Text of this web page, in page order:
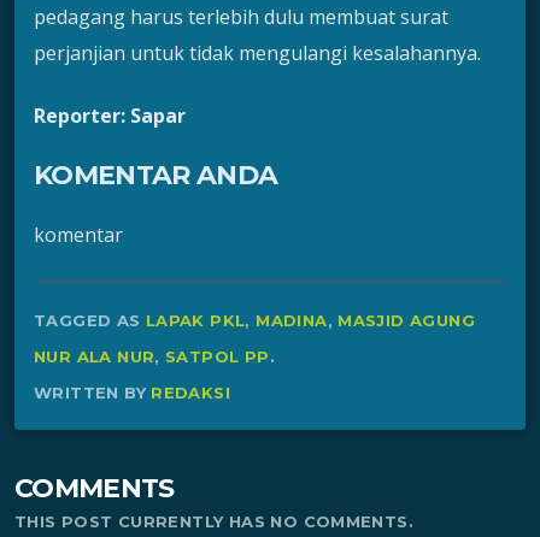
pedagang harus terlebih dulu membuat surat
perjanjian untuk tidak mengulangi kesalahannya.
Reporter: Sapar
KOMENTAR ANDA
komentar
TAGGED AS LAPAK PKL, MADINA, MASJID AGUNG
NUR ALA NUR, SATPOL PP.
WRITTEN BY REDAKSI
COMMENTS
THIS POST CURRENTLY HAS NO COMMENTS.